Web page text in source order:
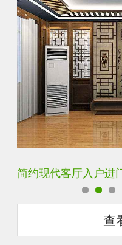
简约现代客厅入户进
查